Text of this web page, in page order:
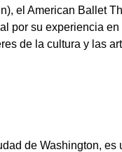
el American Ballet
por su experiencia
de la cultura y las
de Washington,